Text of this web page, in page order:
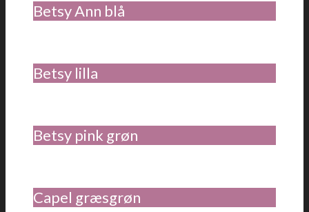
Betsy Ann blå
Betsy lilla
Betsy pink grøn
Capel græsgrøn